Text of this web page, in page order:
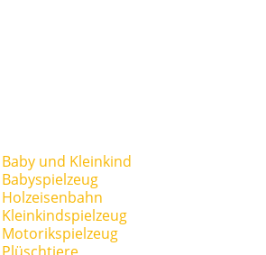
Baby und Kleinkind
Babyspielzeug
Holzeisenbahn
Kleinkindspielzeug
Motorikspielzeug